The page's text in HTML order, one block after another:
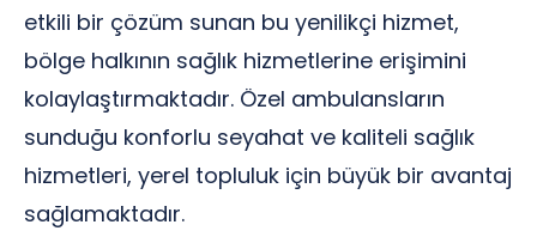
etkili bir çözüm sunan bu yenilikçi hizmet,
bölge halkının sağlık hizmetlerine erişimini
kolaylaştırmaktadır. Özel ambulansların
sunduğu konforlu seyahat ve kaliteli sağlık
hizmetleri, yerel topluluk için büyük bir avantaj
sağlamaktadır.